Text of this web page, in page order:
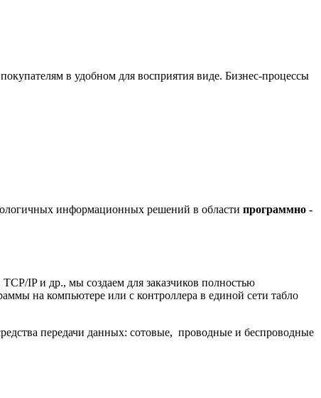
в удобном для восприятия виде. Бизнес-процессы
информационных решений в области программно -
IP и др., мы создаем для заказчиков полностью
на компьютере или с контроллера в единой сети табло
передачи данных: сотовые, проводные и беспроводные